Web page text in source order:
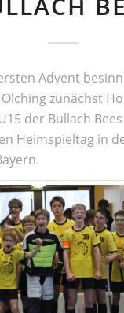
Advent
zunächst
der Bullach
Heimspieltag in